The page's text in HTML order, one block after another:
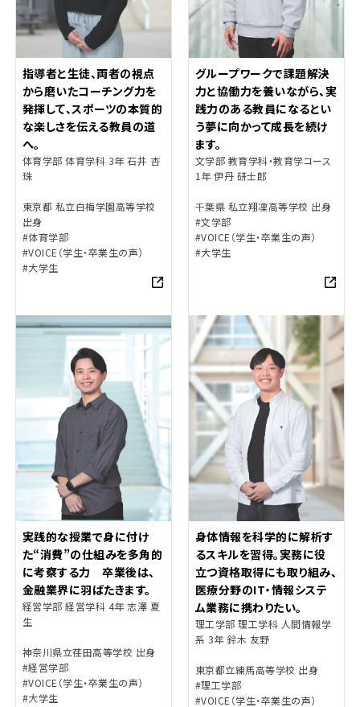
指導者と生徒、両者の視点
から磨いたコーチング力を
発揮して、スポーツの本質的
な楽しさを伝える教員の道
へ。
体育学部 体育学科 3年 石井 杏
珠
東京都 私立白梅学園高等学校
出身
#体育学部
#VOICE（学生・卒業生の声）
#大学生
グループワークで課題解決
力と協働力を養いながら、実
践力のある教員になるとい
う夢に向かって成長を続け
ます。
文学部 教育学科・教育学コース
1年 伊丹 研士郎
千葉県 私立翔凜高等学校 出身
#文学部
#VOICE（学生・卒業生の声）
#大学生
実践的な授業で身に付け
た“消費”の仕組みを多角的
に考察する力 卒業後は、
金融業界に羽ばたきます。
経営学部 経営学科 4年 志澤 夏
生
神奈川県立荏田高等学校 出身
#経営学部
#VOICE（学生・卒業生の声）
#大学生
身体情報を科学的に解析す
るスキルを習得。実務に役
立つ資格取得にも取り組み、
医療分野のIT・情報システ
ム業務に携わりたい。
理工学部 理工学科 人間情報学
系 3年 鈴木 友野
東京都立練馬高等学校 出身
#理工学部
#VOICE（学生・卒業生の声）